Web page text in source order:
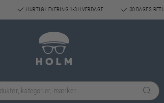
HURTIG LEVERING 1-3 HVERDAGE 30 DAGES